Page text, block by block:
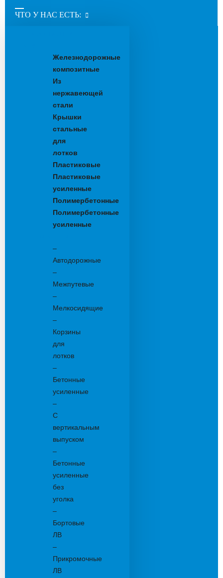
ЧТО У НАС ЕСТЬ:
Железнодорожные
композитные
Из
нержавеющей
стали
Крышки
стальные
для
лотков
Пластиковые
Пластиковые
усиленные
Полимербетонные
Полимербетонные
усиленные
–
Автодорожные
–
Межпутевые
–
Мелкосидящие
–
Корзины
для
лотков
–
Бетонные
усиленные
–
С
вертикальным
выпуском
–
Бетонные
усиленные
без
уголка
–
Бортовые
ЛВ
–
Прикромочные
ЛВ